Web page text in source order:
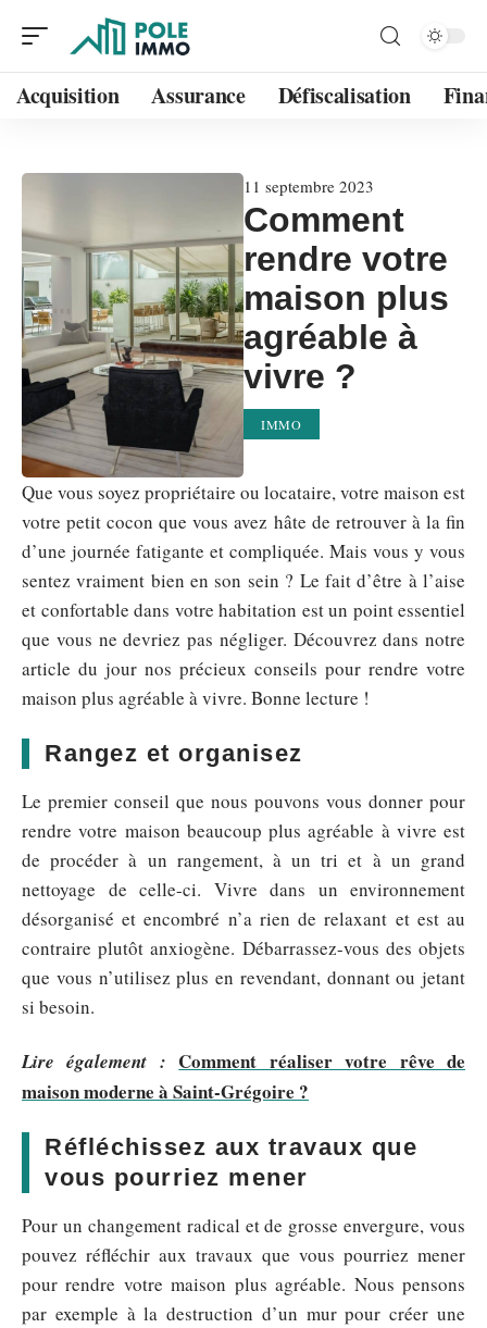
Acquisition Assurance Défiscalisation
11 septembre 2023
Comment
rendre votre
maison plus
agréable à
vivre ?
IMMO
Que vous soyez propriétaire ou locataire, votre maison est
votre petit cocon que vous avez hâte de retrouver à la fin
d’une journée fatigante et compliquée. Mais vous y vous
sentez vraiment bien en son sein ? Le fait d’être à l’aise
et confortable dans votre habitation est un point essentiel
que vous ne devriez pas négliger. Découvrez dans notre
article du jour nos précieux conseils pour rendre votre
maison plus agréable à vivre. Bonne lecture !
Rangez et organisez
Le premier conseil que nous pouvons vous donner pour
rendre votre maison beaucoup plus agréable à vivre est
de procéder à un rangement, à un tri et à un grand
nettoyage de celle-ci. Vivre dans un environnement
désorganisé et encombré n’a rien de relaxant et est au
contraire plutôt anxiogène. Débarrassez-vous des objets
que vous n’utilisez plus en revendant, donnant ou jetant
si besoin.
Lire également : Comment réaliser votre rêve de
maison moderne à Saint-Grégoire ?
Réfléchissez aux travaux que
vous pourriez mener
Pour un changement radical et de grosse envergure, vous
pouvez réfléchir aux travaux que vous pourriez mener
pour rendre votre maison plus agréable. Nous pensons
par exemple à la destruction d’un mur pour créer une